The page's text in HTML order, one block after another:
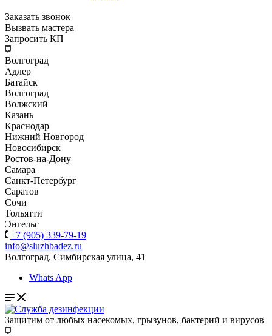
Заказать звонок
Вызвать мастера
Запросить КП
Волгоград
Адлер
Батайск
Волгоград
Волжский
Казань
Краснодар
Нижний Новгород
Новосибирск
Ростов-на-Дону
Самара
Санкт-Петербург
Саратов
Сочи
Тольятти
Энгельс
+7 (905) 339-79-19
info@sluzhbadez.ru
Волгоград, Симбирская улица, 41
Whats App
Защитим от любых насекомых, грызунов, бактерий и вирусов